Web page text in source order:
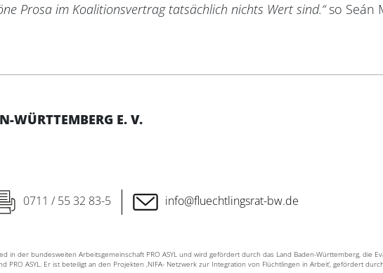
Prosa im Koalitionsvertrag tatsächlich nichts Wert sind.“so Seán
WÜRTTEMBERG E. V.
0711 / 55 32 83-5 info@fluechtlingsrat-bw.de
in der bundesweiten Arbeitsgemeinschaft PRO ASYL und wird gefördert durch das Land Baden-Württemberg, die
PRO ASYL. Er ist beteiligt an den Projekten ‚NIFA- Netzwerk zur Integration von Flüchtlingen in Arbeit‘, gefördert